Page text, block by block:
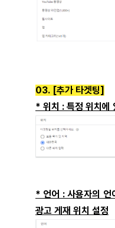
03. [추가 타겟팅]
* 위치 : 특정 위치에
* 언어 : 사용자의 언
광고 게재 위치 설정